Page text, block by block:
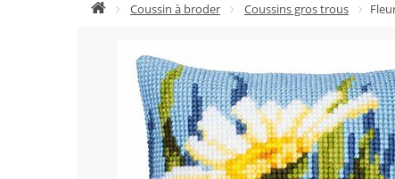
Coussin à broder Coussins gros trous